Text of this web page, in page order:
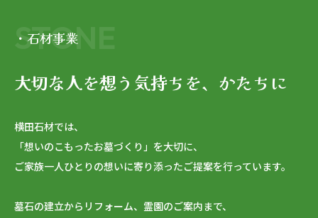
・石材事業
STONE
大切な人を想う気持ちを、かたちに
横田石材では、
「想いのこもったお墓づくり」を大切に、
ご家族一人ひとりの想いに寄り添ったご提案を行っています。
墓石の建立からリフォーム、霊園のご案内まで、